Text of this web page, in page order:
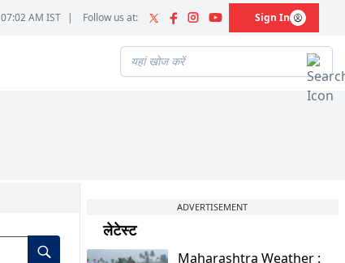
07:02 AM IST | Follow us at: Sign In
ADVERTISEMENT
लेटेस्ट
Maharashtra Weather :